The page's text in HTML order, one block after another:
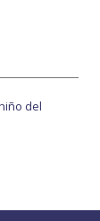
del